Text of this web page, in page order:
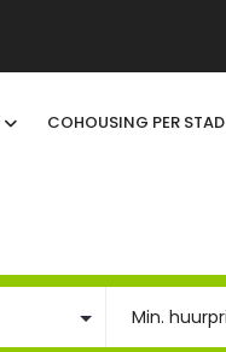
COHOUSING PER STAD